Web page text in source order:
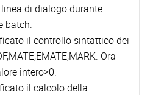
di dialogo durante
batch.
il controllo sintattico dei
Ora
intero>0.
il calcolo della